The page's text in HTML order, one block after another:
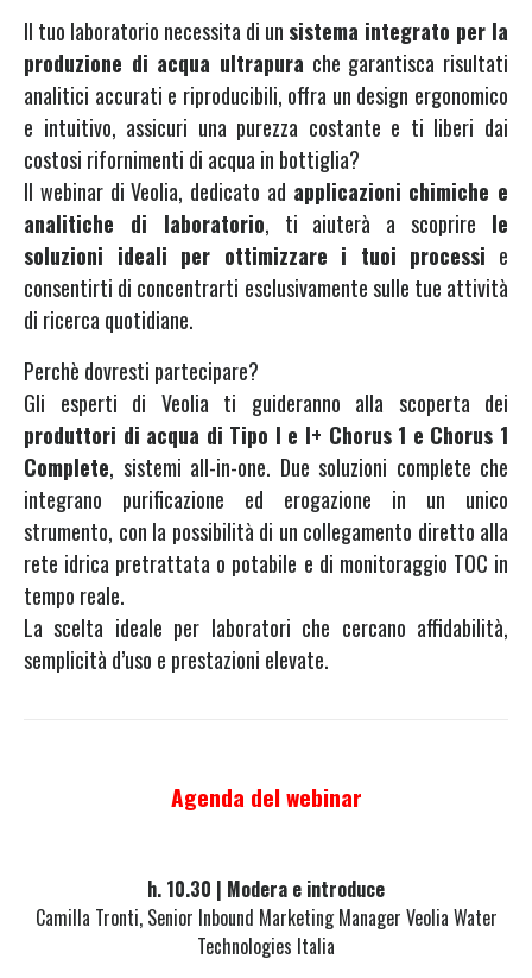
Il tuo laboratorio necessita di un sistema integrato per la
produzione di acqua ultrapura che garantisca risultati
analitici accurati e riproducibili, offra un design ergonomico
e intuitivo, assicuri una purezza costante e ti liberi dai
costosi rifornimenti di acqua in bottiglia?
Il webinar di Veolia, dedicato ad applicazioni chimiche e
analitiche di laboratorio, ti aiuterà a scoprire le
soluzioni ideali per ottimizzare i tuoi processi e
consentirti di concentrarti esclusivamente sulle tue attività
di ricerca quotidiane.
Perchè dovresti partecipare?
Gli esperti di Veolia ti guideranno alla scoperta dei
produttori di acqua di Tipo I e I+ Chorus 1 e Chorus 1
Complete, sistemi all-in-one. Due soluzioni complete che
integrano purificazione ed erogazione in un unico
strumento, con la possibilità di un collegamento diretto alla
rete idrica pretrattata o potabile e di monitoraggio TOC in
tempo reale.
La scelta ideale per laboratori che cercano affidabilità,
semplicità d’uso e prestazioni elevate.
Agenda del webinar
h. 10.30 | Modera e introduce
Camilla Tronti, Senior Inbound Marketing Manager Veolia Water
Technologies Italia